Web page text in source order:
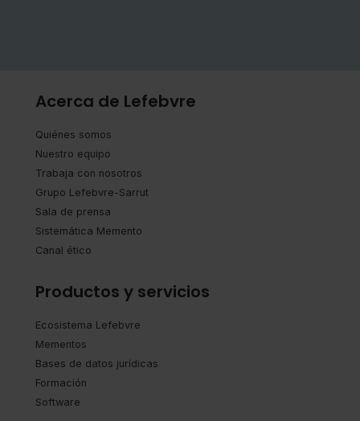
Acerca de Lefebvre
Quiénes somos
Nuestro equipo
Trabaja con nosotros
Grupo Lefebvre-Sarrut
Sala de prensa
Sistemática Memento
Canal ético
Productos y servicios
Ecosistema Lefebvre
Mementos
Bases de datos jurídicas
Formación
Software